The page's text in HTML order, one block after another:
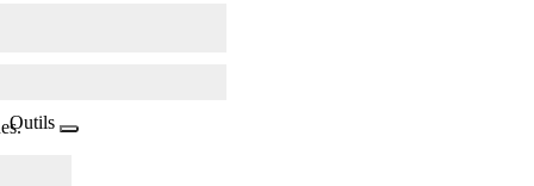
Outils